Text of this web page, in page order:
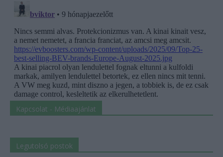
Kapcsolat - Médiaajánlat
Legutolsó postok